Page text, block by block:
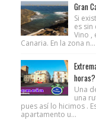
Gran
Si
es sin
Vino ,
Canaria. En la zona n...
Una
una
pues así lo hicimos .
apartamento u...